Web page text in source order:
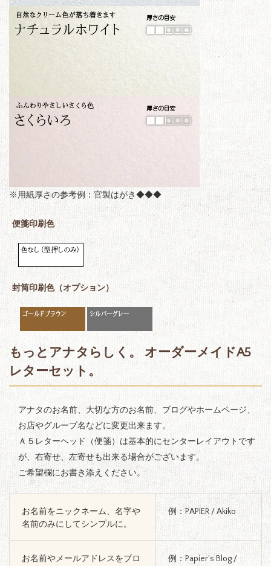
※用紙厚さの参考例：官製はがき◆◆◆
便箋印刷色
封筒印刷色（オプション）
もっとアナタらしく。 オーダーメイドA5
レターセット。
アナタのお名前、大切な方のお名前、ブログやホームページ、
お店やグループ名などに変更出来ます。
Ａ５レターヘッド（便箋）は基本的にセンターレイアウトです
が、右寄せ、左寄せも出来る場合がございます。
ご希望欄にお書き添えください。
お名前をニックネーム、名字や
名前のみにしてシンプルに。
例：PAPIER / Akiko
お名前やメールアドレスをブロ
例：Papier's Blog /